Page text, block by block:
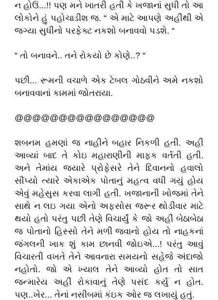
ન હોઉં...!! પણ મને ખાતરી હતી કે ખજાનાં સુધી તો આ
લોકોને હું પહોચાડીશ જ. “ એ માટે આપણે અહીંથી એ
જગ્યા સુધીનો પરફેક્ટ નકશો બનાવવો પડશે. “
“ તો બનાવને.. તને રોકયો છે કોણે..? “
પછી... રૂમની વચાળે એક ટેબલ ગોઠવીને અમે નકશો
બનાવવાનાં કામમાં જોતરાયા.
@@@@@@@@@@@@@@@@
શબનમ હમણાં જ નાહીને બહાર નિકળી હતી. અહીં
આવ્યાં બાદ તે કોઇ મહારાણીની માફક વર્તતી હતી.
અને તેમાંય જ્યારે પ્રોફેસરે તેને દિવાનનો હવાલો
સૌંપ્યો ત્યારે એકાએક પોતાનું મહત્વ વધી ગયું હોય
એવું મહેસુસ કરવા લાગી હતી. ખજાનાની ખોજમાં તેને
સાથે ન લઇ ગયા એનો અફસોસ જરૂર થોડીવાર માટે
થયો હતો પરંતુ પછી તેણે વિચાર્યું કે જો અહીં બેઠાબેઠા
જ પોતાનો હિસ્સો તેને મળી જવાનો હોય તો નાહકનાં
જંગલની ખાક શું કામ છાનવી જોઇએ...! પરંતુ આવું
વિચારતી વખતે તેને આવનારા સમયનો સહેજે અંદાજો
નહોતો. જો એ ખ્યાલ તેને આવ્યો હોત તો સાત
જન્મારેય અહીં રોકાવાનું તેણે પસંદ કર્યુ ન હોત.
પણ..ખેર... તેનાં નસીબમાં કંઇક ઓર જ લખાયું હતું.